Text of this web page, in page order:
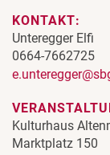
KONTAKT:
Unteregger Elfi
0664-7662725
Kulturhaus
Marktplatz 150